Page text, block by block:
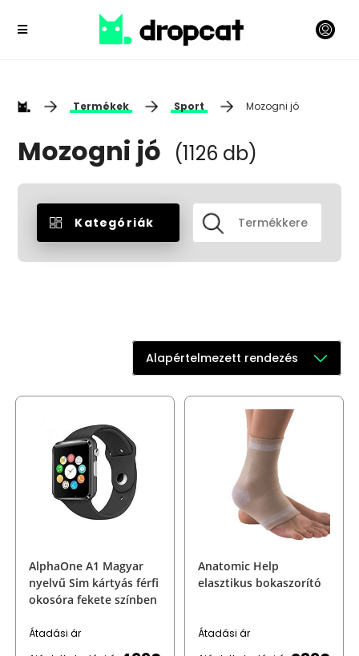
Termékek Sport Mozogni jó
Mozogni jó (1126 db)
Kategóriák
Alapértelmezett rendezés
AlphaOne A1 Magyar
nyelvű Sim kártyás férfi
okosóra fekete színben
Átadási ár
Anatomic Help
elasztikus bokaszorító
Átadási ár